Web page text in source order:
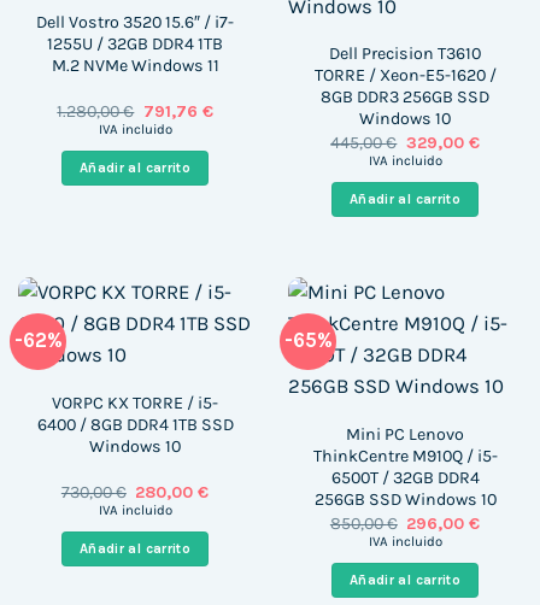
Dell Vostro 3520 15.6″ / i7-
1255U / 32GB DDR4 1TB
M.2 NVMe Windows 11
1.280,00€ El
precio
era:
1.280,00 €.
791,76 €El
IVA incluido
Añadir al carrito
Dell Precision T3610
TORRE / Xeon-E5-1620 /
8GB DDR3 256GB SSD
Windows 10
445,00€ El
precio
era:
445,00 €.
329,00 €El
es:
329,00
IVA incluido
Añadir al carrito
-62%
VORPC KX TORRE / i5-
6400 / 8GB DDR4 1TB SSD
Windows 10
730,00€ El
precio
era:
730,00 €.
280,00€El
es:
280,00 €.
IVA incluido
Añadir al carrito
-65%
Mini PC Lenovo
ThinkCentre M910Q / i5-
6500T / 32GB DDR4
256GB SSD Windows 10
850,00€ El
precio
era:
850,00 €.
296,00€El
IVA incluido
Añadir al carrito